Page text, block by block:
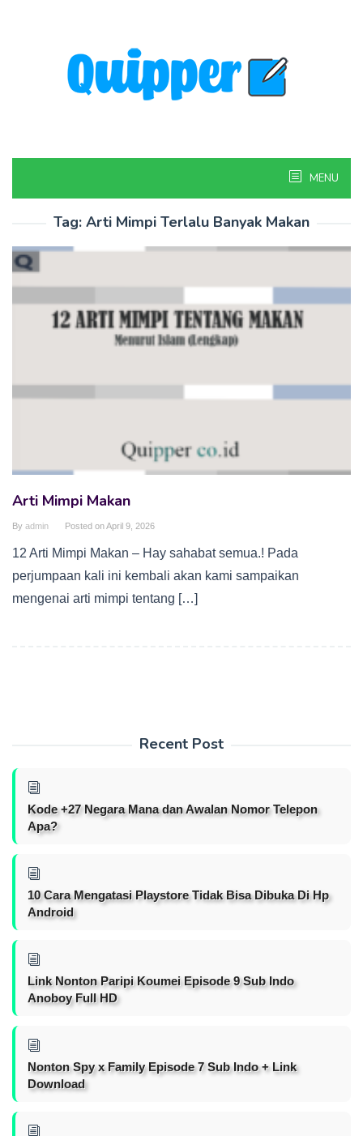
MENU
Tag: Arti Mimpi Terlalu Banyak Makan
Arti Mimpi Makan
By admin Posted onApril 9, 2026
12 Arti Mimpi Makan – Hay sahabat semua.! Pada
perjumpaan kali ini kembali akan kami sampaikan
mengenai arti mimpi tentang […]
Recent Post
Kode +27 Negara Mana dan Awalan Nomor Telepon
Apa?
10 Cara Mengatasi Playstore Tidak Bisa Dibuka Di Hp
Android
Link Nonton Paripi Koumei Episode 9 Sub Indo
Anoboy Full HD
Nonton Spy x Family Episode 7 Sub Indo + Link
Download